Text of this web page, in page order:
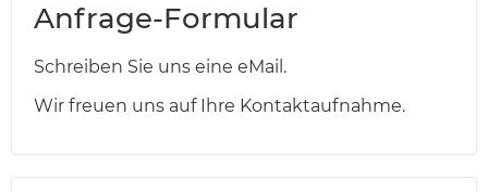
Anfrage-Formular
Schreiben Sie uns eine eMail.
Wir freuen uns auf Ihre Kontaktaufnahme.